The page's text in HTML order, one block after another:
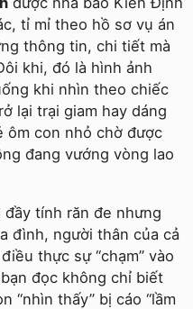
tỉ mỉ theo hồ sơ vụ án
thông tin, chi tiết mà
khi, đó là hình ảnh
khi nhìn theo chiếc
lại trại giam hay dáng
ôm con nhỏ chờ được
đang vướng vòng lao
tính răn đe nhưng
đình, người thân của cả
thực sự “chạm” vào
đọc không chỉ biết
“nhìn thấy” bị cáo “lầm